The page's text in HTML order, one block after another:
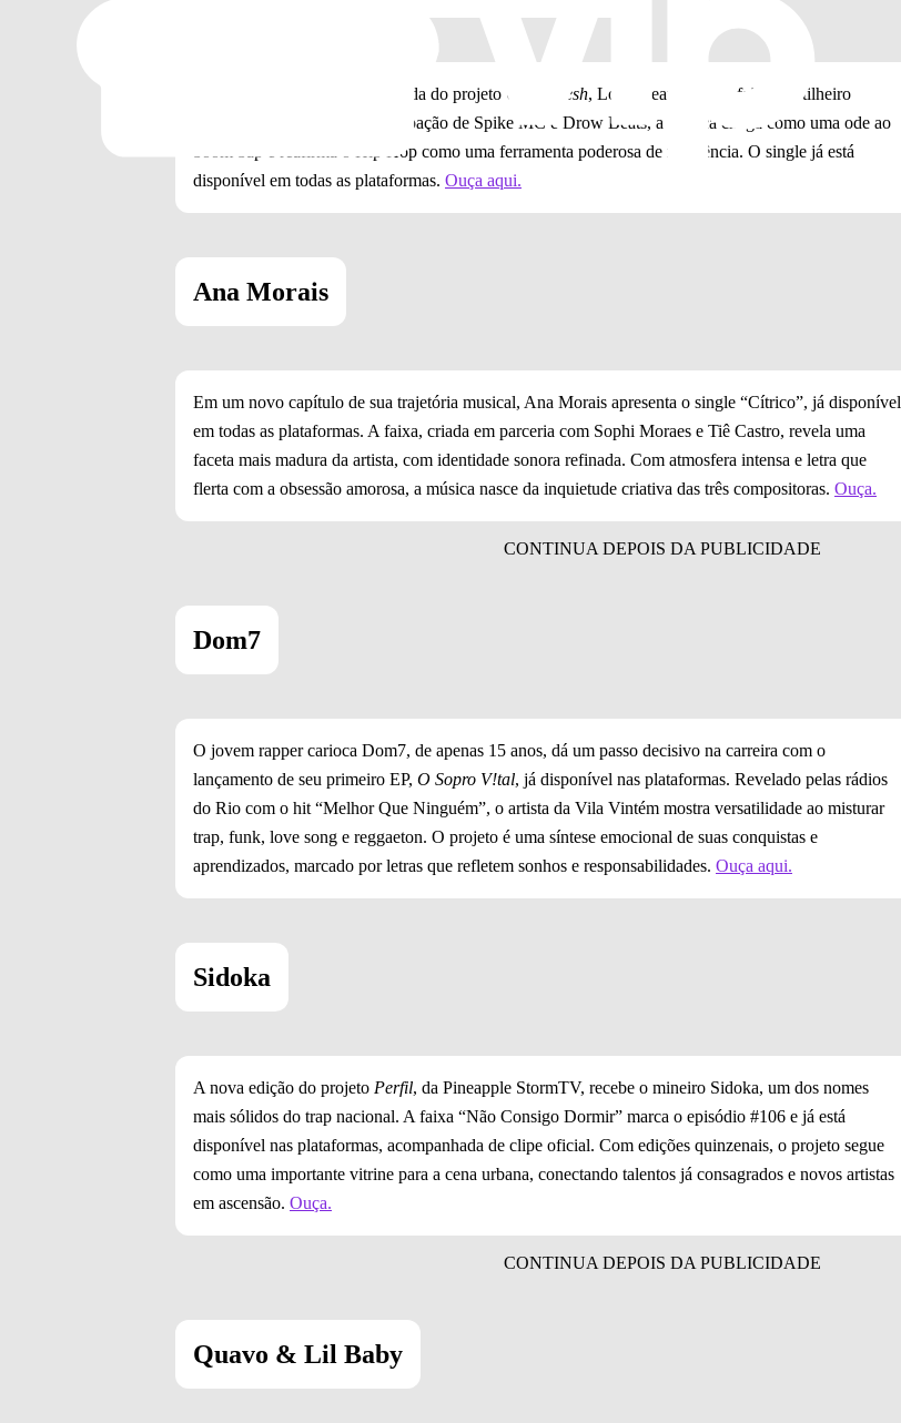
Encerrando a segunda temporada do projeto Under Sesh, Long Beatz lança a faixa “Artilheiro
(Under Sesh #6)”. Com participação de Spike MC e Drow Beats, a música chega como uma ode ao
boom bap e reafirma o Hip Hop como uma ferramenta poderosa de resistência. O single já está
disponível em todas as plataformas. Ouça aqui.
Ana Morais
Em um novo capítulo de sua trajetória musical, Ana Morais apresenta o single “Cítrico”, já disponível
em todas as plataformas. A faixa, criada em parceria com Sophi Moraes e Tiê Castro, revela uma
faceta mais madura da artista, com identidade sonora refinada. Com atmosfera intensa e letra que
flerta com a obsessão amorosa, a música nasce da inquietude criativa das três compositoras. Ouça.
Dom7
O jovem rapper carioca Dom7, de apenas 15 anos, dá um passo decisivo na carreira com o
lançamento de seu primeiro EP, O Sopro V!tal, já disponível nas plataformas. Revelado pelas rádios
do Rio com o hit “Melhor Que Ninguém”, o artista da Vila Vintém mostra versatilidade ao misturar
trap, funk, love song e reggaeton. O projeto é uma síntese emocional de suas conquistas e
aprendizados, marcado por letras que refletem sonhos e responsabilidades. Ouça aqui.
Sidoka
A nova edição do projeto Perfil, da Pineapple StormTV, recebe o mineiro Sidoka, um dos nomes
mais sólidos do trap nacional. A faixa “Não Consigo Dormir” marca o episódio #106 e já está
disponível nas plataformas, acompanhada de clipe oficial. Com edições quinzenais, o projeto segue
como uma importante vitrine para a cena urbana, conectando talentos já consagrados e novos artistas
em ascensão. Ouça.
Quavo & Lil Baby